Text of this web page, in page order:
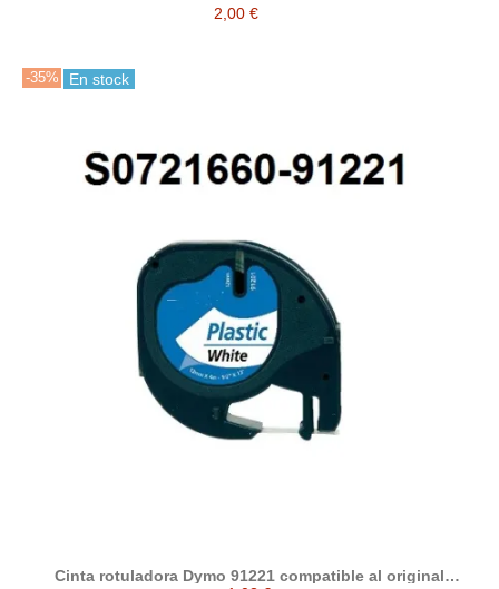
2,00 €
-35% En stock
Cinta rotuladora Dymo 91221 compatible al original